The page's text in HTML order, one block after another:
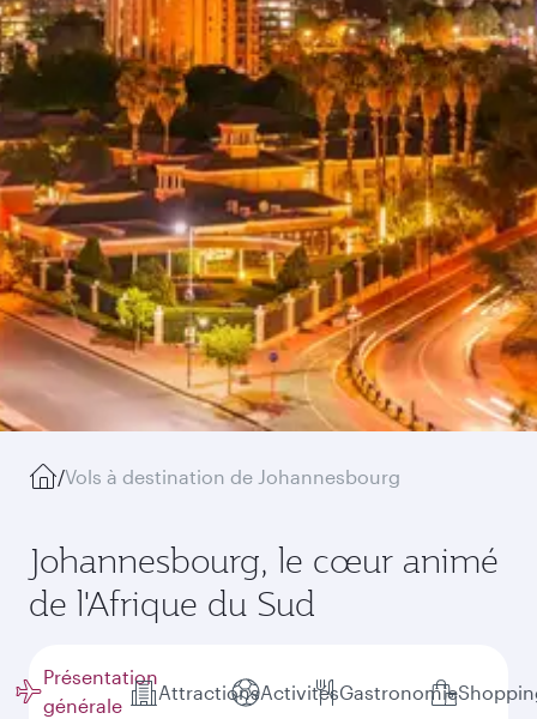
/Vols à destination de Johannesbourg
Johannesbourg, le cœur animé
de l'Afrique du Sud
Présentation
générale
AttractionsActivitésGastronomie